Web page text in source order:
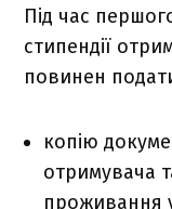
Під час
стипендії
повинен
копію
отримувача
проживання